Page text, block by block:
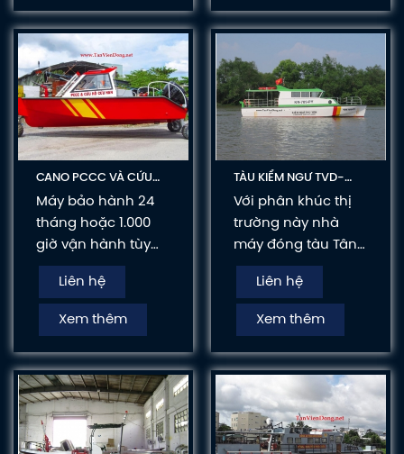
dụng
bàn giao mẫu tàu
này cho BCH Quân
Sự Tỉnh Kiên Giang.
CANO PCCC VÀ CỨU
HỘ CỨU NẠN TVD-
AL668
Máy bảo hành 24
tháng hoặc 1.000
giờ vận hành tùy
theo yếu tố nào
đến trước.
Liên hệ
Xem thêm
TÀU KIỂM NGƯ TVD-
ST1400
Với phân khúc thị
trường này nhà
máy đóng tàu Tân
Viễn Đông đã cho
ra mẫu tàu kiểm
máy thủy hiệu
Doosan công suất
360ps nhập khẩu
từ Hàn Quốc.
Liên hệ
Xem thêm